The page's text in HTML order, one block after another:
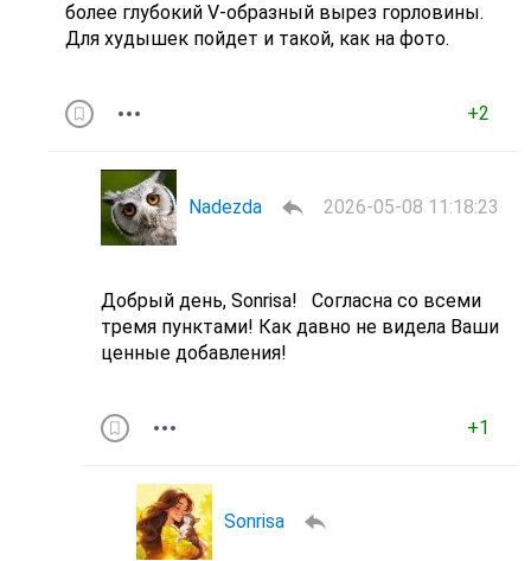
+2
более глубокий V-образный вырез горловины.
Для худышек пойдет и такой, как на фото.
Nadezda 2026-05-08 11:18:23
+1
Добрый день, Sonrisa! Согласна со всеми
тремя пунктами! Как давно не видела Ваши
ценные добавления!
Sonrisa